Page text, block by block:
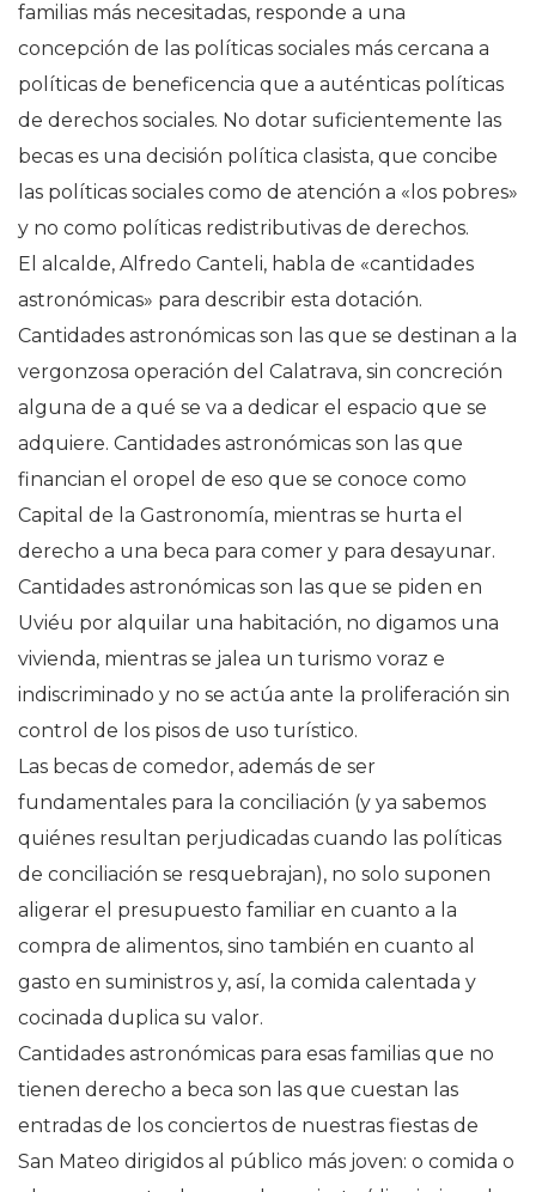
familias más necesitadas, responde a una
concepción de las políticas sociales más cercana a
políticas de beneficencia que a auténticas políticas
de derechos sociales. No dotar suficientemente las
becas es una decisión política clasista, que concibe
las políticas sociales como de atención a «los pobres»
y no como políticas redistributivas de derechos.
El alcalde, Alfredo Canteli, habla de «cantidades
astronómicas» para describir esta dotación.
Cantidades astronómicas son las que se destinan a la
vergonzosa operación del Calatrava, sin concreción
alguna de a qué se va a dedicar el espacio que se
adquiere. Cantidades astronómicas son las que
financian el oropel de eso que se conoce como
Capital de la Gastronomía, mientras se hurta el
derecho a una beca para comer y para desayunar.
Cantidades astronómicas son las que se piden en
Uviéu por alquilar una habitación, no digamos una
vivienda, mientras se jalea un turismo voraz e
indiscriminado y no se actúa ante la proliferación sin
control de los pisos de uso turístico.
Las becas de comedor, además de ser
fundamentales para la conciliación (y ya sabemos
quiénes resultan perjudicadas cuando las políticas
de conciliación se resquebrajan), no solo suponen
aligerar el presupuesto familiar en cuanto a la
compra de alimentos, sino también en cuanto al
gasto en suministros y, así, la comida calentada y
cocinada duplica su valor.
Cantidades astronómicas para esas familias que no
tienen derecho a beca son las que cuestan las
entradas de los conciertos de nuestras fiestas de
San Mateo dirigidos al público más joven: o comida o